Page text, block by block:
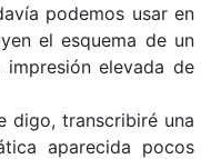
podemos usar en
el esquema de un
elevada de
transcribiré una
aparecida pocos